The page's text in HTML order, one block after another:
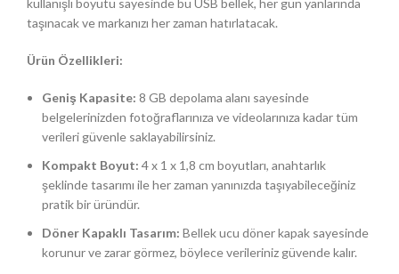
kullanışlı boyutu sayesinde bu USB bellek, her gün yanlarında
taşınacak ve markanızı her zaman hatırlatacak.
Ürün Özellikleri:
Geniş Kapasite: 8 GB depolama alanı sayesinde
belgelerinizden fotoğraflarınıza ve videolarınıza kadar tüm
verileri güvenle saklayabilirsiniz.
Kompakt Boyut: 4 x 1 x 1,8 cm boyutları, anahtarlık
şeklinde tasarımı ile her zaman yanınızda taşıyabileceğiniz
pratik bir üründür.
Döner Kapaklı Tasarım: Bellek ucu döner kapak sayesinde
korunur ve zarar görmez, böylece verileriniz güvende kalır.